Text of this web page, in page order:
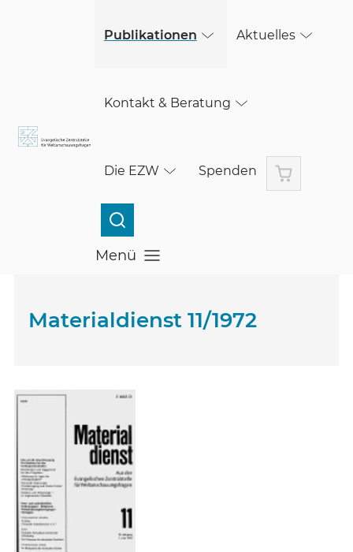
Publikationen Aktuelles
Kontakt & Beratung
Die EZW Spenden Warenkorb
Menü
Menü öffnen
Materialdienst 11/1972